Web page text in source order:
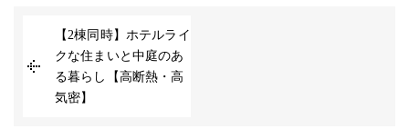
【2棟同時】ホテルライ
クな住まいと中庭のあ
る暮らし【高断熱・高
気密】